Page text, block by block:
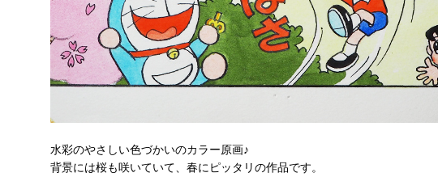
水彩のやさしい色づかいのカラー原画♪
背景には桜も咲いていて、春にピッタリの作品です。